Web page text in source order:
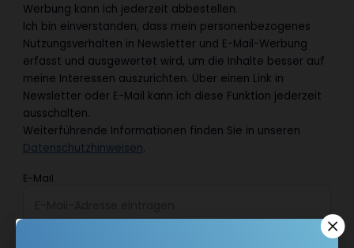
Werbung kann ich jederzeit abbestellen.
Ich bin einverstanden, dass mein personenbezogenes
Nutzungsverhalten in Newsletter und E-Mail-Werbung
erfasst und ausgewertet wird, um die Inhalte besser auf
meine Interessen auszurichten. Über einen Link in
Newsletter oder E-Mail kann ich diese Funktion jederzeit
ausschalten.
Weiterführende Informationen finden Sie in unseren
Datenschutzhinweisen.
E-Mail